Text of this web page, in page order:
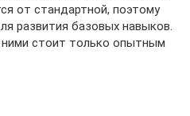
от стандартной, поэтому
развития базовых навыков.
стоит только опытным